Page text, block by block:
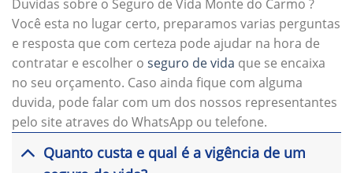
Duvidas sobre o Seguro de Vida Monte do Carmo ?
Você esta no lugar certo, preparamos varias perguntas
e resposta que com certeza pode ajudar na hora de
contratar e escolher o seguro de vida que se encaixa
no seu orçamento. Caso ainda fique com alguma
duvida, pode falar com um dos nossos representantes
pelo site atraves do WhatsApp ou telefone.
Quanto custa e qual é a vigência de um